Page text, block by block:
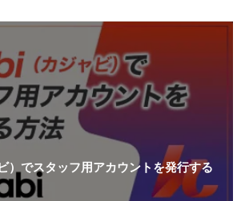
）でスタッフ用アカウントを発行する